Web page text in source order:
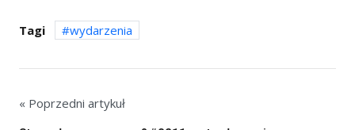
Tagi wydarzenia
« Poprzedni artykuł